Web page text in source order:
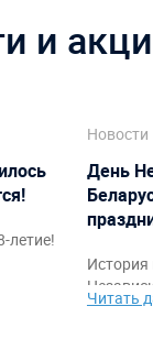
и
летие!
и
Новости
День
также
Читать